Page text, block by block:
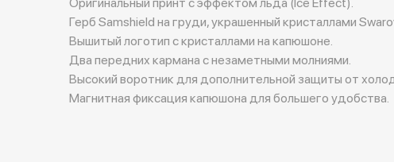
Герб Samshield на груди, украшенный кристаллами
Вышитый логотип с кристаллами на капюшоне.
Два передних кармана с незаметными молниями.
Высокий воротник для дополнительной защиты от
Магнитная фиксация капюшона для большего удобства.